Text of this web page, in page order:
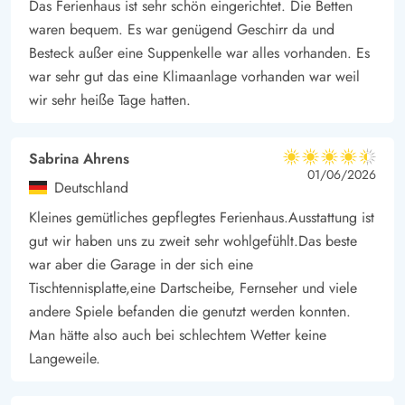
sowohl in den Supermärkten als auch in den vielen
Fachgeschäften gute Einkaufsmöglichkeiten und falls ihr keine
Lust zum Kochen habt, gibt es hier ebenfalls eine gute Auswahl
an unterschiedlichen Restaurants und Cafés.
1,9 Kilometer vom Ferienhaus entfernt befinden sich die
Besuch wert sind. Hier könnt ihr im Meer baden, an der
frischen Seeluft spazieren gehen oder einfach einen
entspannten Tag am Strand verbringen.
Das Ferienhaus ist sehr schön eingerichtet. Die Betten
waren bequem. Es war genügend Geschirr da und
Besteck außer eine Suppenkelle war alles vorhanden. Es
war sehr gut das eine Klimaanlage vorhanden war weil
wir sehr heiße Tage hatten.
Sabrina Ahrens
Deutschland
4.5 von 5
4.5 von 5
4.5 out of 5
01/06/2026
Kleines gemütliches gepflegtes Ferienhaus.Ausstattung ist
gut wir haben uns zu zweit sehr wohlgefühlt.Das beste
war aber die Garage in der sich eine
Tischtennisplatte,eine Dartscheibe, Fernseher und viele
andere Spiele befanden die genutzt werden konnten.
Man hätte also auch bei schlechtem Wetter keine
Langeweile.